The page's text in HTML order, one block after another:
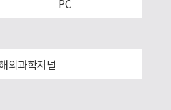
PC
외과학저널